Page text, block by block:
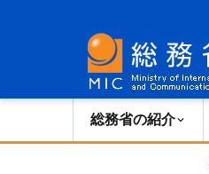
総務省の紹介